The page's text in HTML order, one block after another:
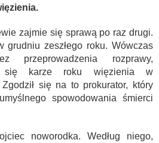
zajmie się sprawą po raz drugi.
grudniu zeszłego roku. Wówczas
przeprowadzenia rozprawy,
się karze roku więzienia w
się na to prokurator, który
spowodowania śmierci
noworodka. Według niego,